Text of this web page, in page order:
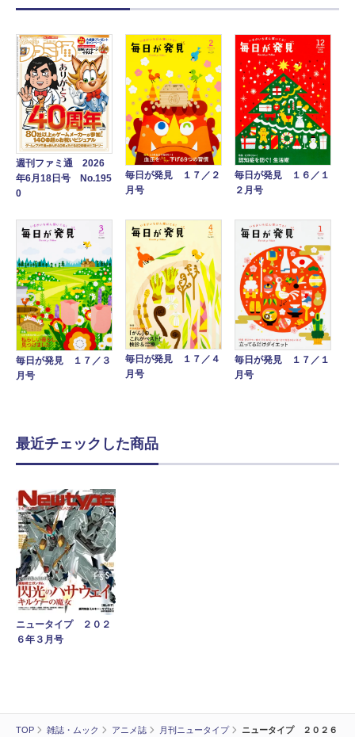
TOP 雑誌・ムック アニメ誌 月刊ニュータイプ
ニュータイプ ２０２６
週刊ファミ通 2026
年6月18日号 No.195
0
毎日が発見 １７／２
月号
毎日が発見 １６／１
２月号
毎日が発見 １７／３
月号
毎日が発見 １７／４
月号
毎日が発見 １７／１
月号
最近チェックした商品
ニュータイプ ２０２
６年３月号